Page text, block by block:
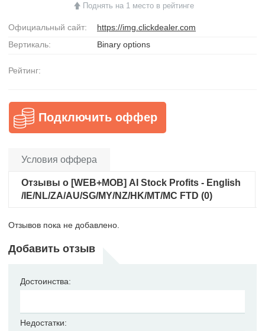
Поднять на 1 место в рейтинге
Официальный сайт:
https://img.clickdealer.com
Вертикаль:
Binary options
Рейтинг:
Подключить оффер
Условия оффера
Отзывы о [WEB+MOB] AI Stock Profits - English
/IE/NL/ZA/AU/SG/MY/NZ/HK/MT/MC FTD (0)
Отзывов пока не добавлено.
Добавить отзыв
Достоинства:
Недостатки: